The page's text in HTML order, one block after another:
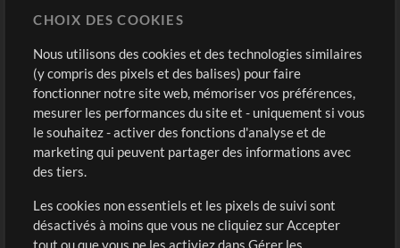
Modèles ProPresenter
Sons
Boutique
Acheter des crédits
Contenu gratuit
Demander les pistes
Extras
Compte
Connexion
S'inscrire
CHOIX DES COOKIES
Nous utilisons des cookies et des technologies similaires
(y compris des pixels et des balises) pour faire
fonctionner notre site web, mémoriser vos préférences,
mesurer les performances du site et - uniquement si vous
le souhaitez - activer des fonctions d'analyse et de
marketing qui peuvent partager des informations avec
des tiers.
Les cookies non essentiels et les pixels de suivi sont
désactivés à moins que vous ne cliquiez sur Accepter
tout ou que vous ne les activiez dans Gérer les